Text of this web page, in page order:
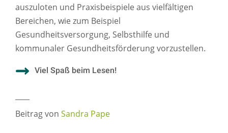
auszuloten und Praxisbeispiele aus vielfältigen
Bereichen, wie zum Beispiel
Gesundheitsversorgung, Selbsthilfe und
kommunaler Gesundheitsförderung vorzustellen.
Viel Spaß beim Lesen!
Beitrag von Sandra Pape